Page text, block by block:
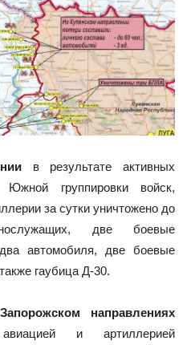
в результате активных
Южной группировки войск,
за сутки уничтожено до
две боевые
автомобиля, две боевые
гаубица Д-30.
направлениях
авиацией и артиллерией